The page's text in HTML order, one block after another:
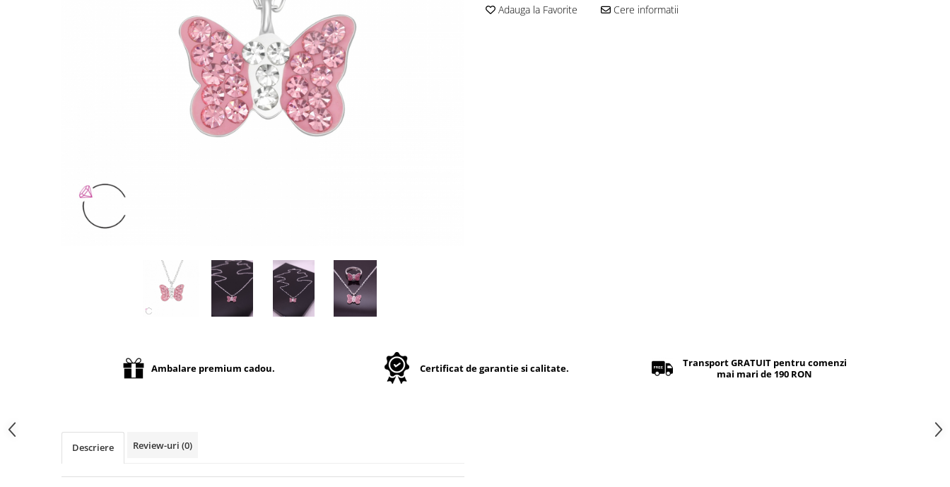
Adauga la Favorite Cere informatii
Ambalare premium cadou. Certificat de garantie si calitate.
Transport GRATUIT pentru comenzi
mai mari de 190 RON
Descriere Review-uri (0)